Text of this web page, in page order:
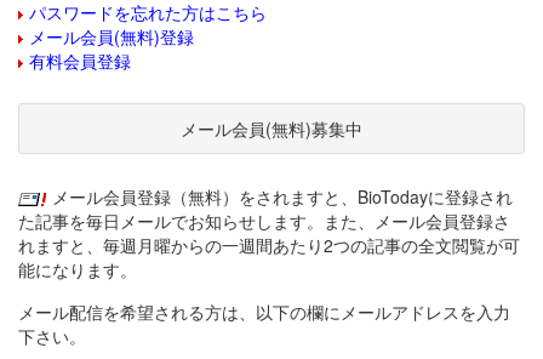
パスワードを忘れた方はこちら
メール会員(無料)登録
有料会員登録
メール会員(無料)募集中
メール会員登録（無料）をされますと、BioTodayに登録され
た記事を毎日メールでお知らせします。また、メール会員登録さ
れますと、毎週月曜からの一週間あたり2つの記事の全文閲覧が可
能になります。
メール配信を希望される方は、以下の欄にメールアドレスを入力
下さい。